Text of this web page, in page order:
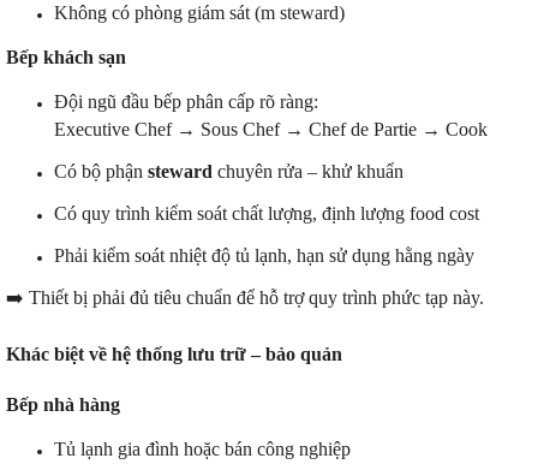
Không có phòng giám sát (m steward)
Bếp khách sạn
Đội ngũ đầu bếp phân cấp rõ ràng:
Executive Chef → Sous Chef → Chef de Partie → Cook
Có bộ phận steward chuyên rửa – khử khuẩn
Có quy trình kiểm soát chất lượng, định lượng food cost
Phải kiểm soát nhiệt độ tủ lạnh, hạn sử dụng hằng ngày
➡️ Thiết bị phải đủ tiêu chuẩn để hỗ trợ quy trình phức tạp này.
Khác biệt về hệ thống lưu trữ – bảo quản
Bếp nhà hàng
Tủ lạnh gia đình hoặc bán công nghiệp